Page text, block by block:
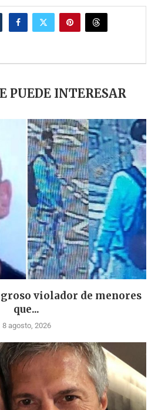
PUEDE INTERESAR
violador de menores
que...
8 agosto, 2026